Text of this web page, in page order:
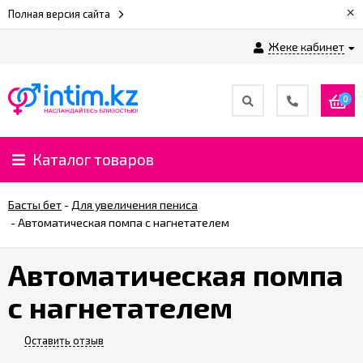
Полная версия сайта ×
Жеке кабинет
0
Каталог товаров
Басты бет - Для увеличения пениса
-Автоматическая помпа с нагнетателем
Автоматическая помпа
с нагнетателем
Оставить отзыв